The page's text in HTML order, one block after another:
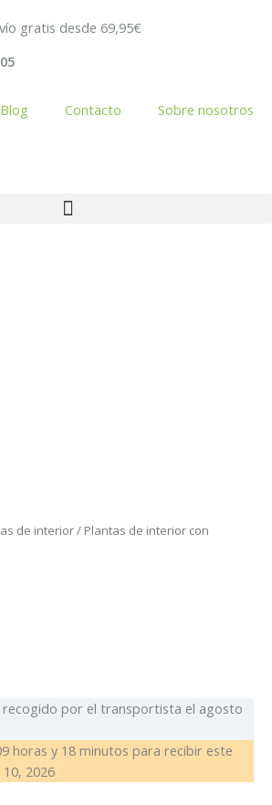
gratis desde 69,95€
Blog Contacto Sobre nosotros
de interior/ Plantas de interior con
por el transportista el agosto
horas y 18 minutos para recibir este
2026